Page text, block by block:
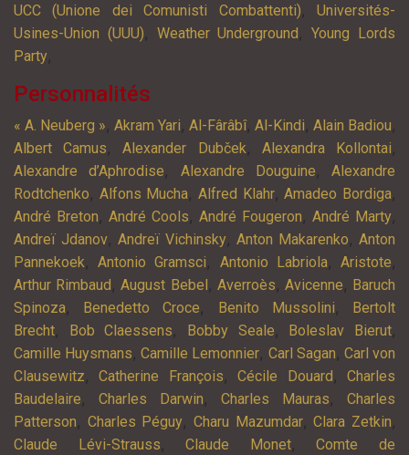
UCC (Unione dei Comunisti Combattenti),Universités-
Usines-Union (UUU), Weather Underground ,Young Lords
Party,
Personnalités
« A. Neuberg », Akram Yari, Al-Fârâbî, Al-Kindi, Alain Badiou,
Albert Camus,Alexander Dubček, Alexandra Kollontai,
Alexandre d’Aphrodise, Alexandre Douguine, Alexandre
Rodtchenko, Alfons Mucha,Alfred Klahr,Amadeo Bordiga,
André Breton, André Cools, André Fougeron, André Marty,
Andreï Jdanov, Andreï Vichinsky, Anton Makarenko, Anton
Pannekoek,Antonio Gramsci, Antonio Labriola,Aristote,
Arthur Rimbaud ,August Bebel , Averroès, Avicenne, Baruch
Spinoza, Benedetto Croce, Benito Mussolini,
Bertolt
Brecht, Bob Claessens, Bobby Seale, Boleslav Bierut,
Camille Huysmans,Camille Lemonnier, Carl Sagan, Carl von
Clausewitz,Catherine François,Cécile Douard ,Charles
Baudelaire, Charles Darwin, Charles Mauras, Charles
Patterson, Charles Péguy,Charu Mazumdar,Clara Zetkin,
Claude Lévi-Strauss,Claude Monet,Comte de